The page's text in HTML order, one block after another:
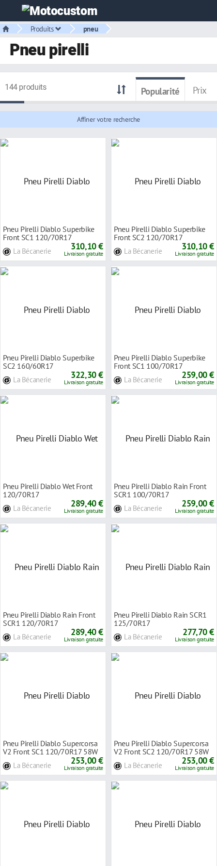
Produits pneu
Pneu pirelli
144 produits Popularité Prix
Affiner votre recherche
Pneu Pirelli Diablo Superbike
Front SC1 120/70R17
La Bécanerie 310,10 €
Livraison gratuite
Pneu Pirelli Diablo Superbike
Front SC2 120/70R17
La Bécanerie 310,10 €
Livraison gratuite
Pneu Pirelli Diablo Superbike
SC2 160/60R17
La Bécanerie 322,30 €
Livraison gratuite
Pneu Pirelli Diablo Superbike
Front SC1 100/70R17
La Bécanerie 259,00 €
Livraison gratuite
Pneu Pirelli Diablo Wet Front
120/70R17
La Bécanerie 289,40 €
Livraison gratuite
Pneu Pirelli Diablo Rain Front
SCR1 100/70R17
La Bécanerie 259,00 €
Livraison gratuite
Pneu Pirelli Diablo Rain Front
SCR1 120/70R17
La Bécanerie 289,40 €
Livraison gratuite
Pneu Pirelli Diablo Rain SCR1
125/70R17
La Bécanerie 277,70 €
Livraison gratuite
Pneu Pirelli Diablo Supercorsa
V2 Front SC1 120/70R17 58W
La Bécanerie 253,00 €
Livraison gratuite
Pneu Pirelli Diablo Supercorsa
V2 Front SC2 120/70R17 58W
La Bécanerie 253,00 €
Livraison gratuite